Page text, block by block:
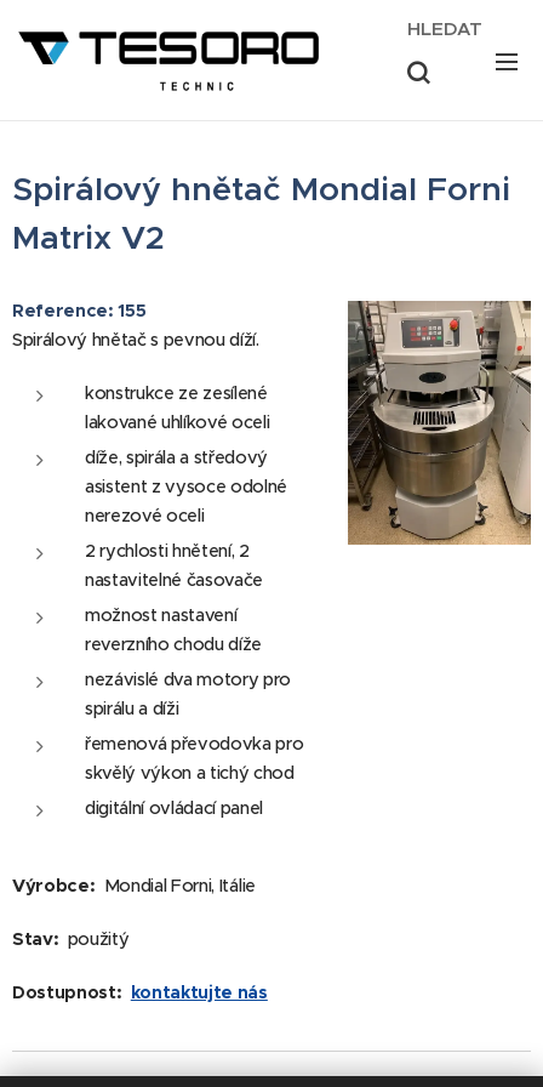
HLEDAT
Spirálový hnětač Mondial Forni
Matrix V2
Reference: 155
Spirálový hnětač s pevnou díží.
konstrukce ze zesílené
lakované uhlíkové oceli
díže, spirála a středový
asistent z vysoce odolné
nerezové oceli
2 rychlosti hnětení, 2
nastavitelné časovače
možnost nastavení
reverzního chodu díže
nezávislé dva motory pro
spirálu a díži
řemenová převodovka pro
skvělý výkon a tichý chod
digitální ovládací panel
Výrobce: Mondial Forni, Itálie
Stav: použitý
Dostupnost: kontaktujte nás